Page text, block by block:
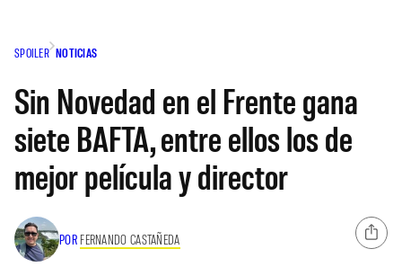
SPOILER NOTICIAS
Sin Novedad en el Frente gana
siete BAFTA, entre ellos los de
mejor película y director
POR FERNANDO CASTAÑEDA